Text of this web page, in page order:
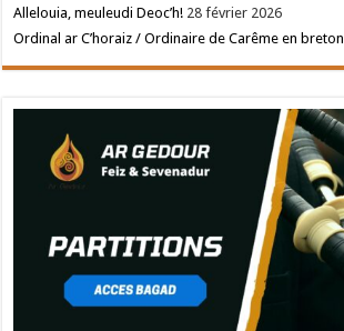
Allelouia, meuleudi Deoc’h! 28 février 2026
Ordinal ar C’horaiz / Ordinaire de Carême en breton